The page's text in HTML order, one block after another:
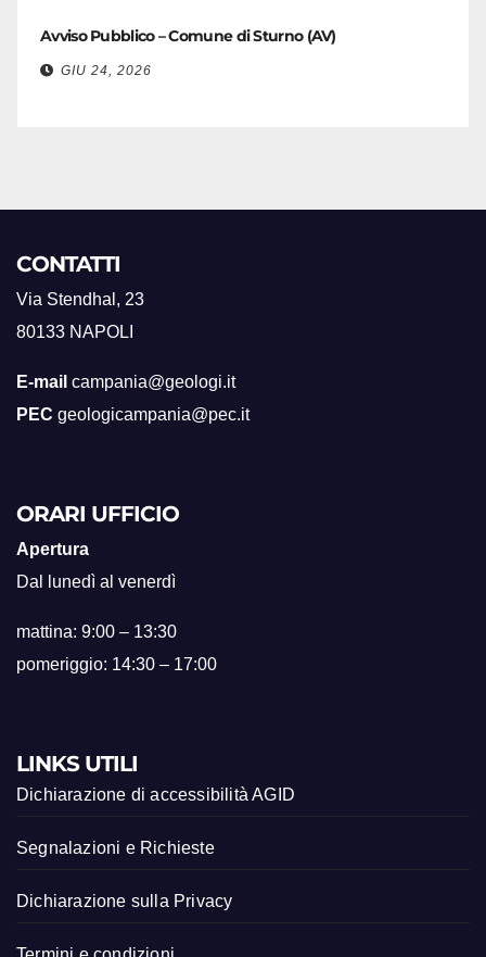
Avviso Pubblico – Comune di Sturno (AV)
GIU 24, 2026
CONTATTI
Via Stendhal, 23
80133 NAPOLI
E-mail campania@geologi.it
PEC geologicampania@pec.it
ORARI UFFICIO
Apertura
Dal lunedì al venerdì
mattina: 9:00 – 13:30
pomeriggio: 14:30 – 17:00
LINKS UTILI
Dichiarazione di accessibilità AGID
Segnalazioni e Richieste
Dichiarazione sulla Privacy